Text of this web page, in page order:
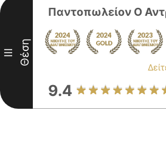
III Θέση
Παντοπωλείον Ο
9.4